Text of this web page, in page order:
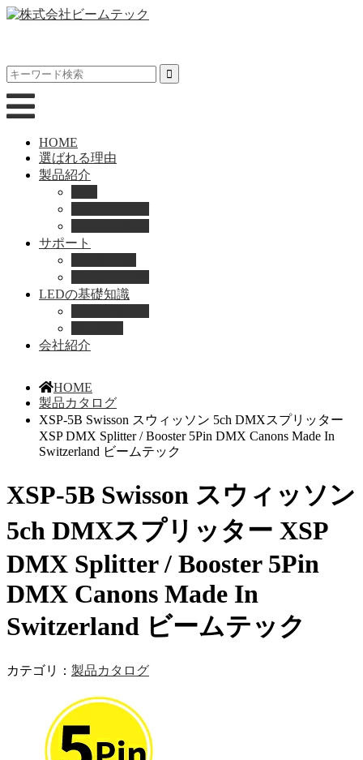
HOME
選ばれる理由
製品紹介
サポート
LEDの基礎知識
会社紹介
HOME
製品カタログ
XSP-5B Swisson スウィッソン 5ch DMXスプリッター
XSP DMX Splitter / Booster 5Pin DMX Canons Made In
Switzerland ビームテック
XSP-5B Swisson スウィッソン
5ch DMXスプリッター XSP
DMX Splitter / Booster 5Pin
DMX Canons Made In
Switzerland ビームテック
カテゴリ： 製品カタログ